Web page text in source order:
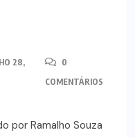
28,
0
COMENTÁRIOS
por Ramalho Souza